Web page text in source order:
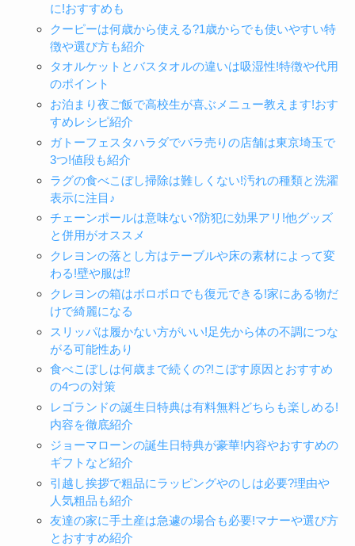
に!おすすめも
クーピーは何歳から使える?1歳からでも使いやすい特
徴や選び方も紹介
タオルケットとバスタオルの違いは吸湿性!特徴や代用
のポイント
お泊まり夜ご飯で高校生が喜ぶメニュー教えます!おす
すめレシピ紹介
ガトーフェスタハラダでバラ売りの店舗は東京埼玉で
3つ!値段も紹介
ラグの食べこぼし掃除は難しくない!汚れの種類と洗濯
表示に注目♪
チェーンポールは意味ない?防犯に効果アリ!他グッズ
と併用がオススメ
クレヨンの落とし方はテーブルや床の素材によって変
わる!壁や服は⁉
クレヨンの箱はボロボロでも復元できる!家にある物だ
けで綺麗になる
スリッパは履かない方がいい!足先から体の不調につな
がる可能性あり
食べこぼしは何歳まで続くの?!こぼす原因とおすすめ
の4つの対策
レゴランドの誕生日特典は有料無料どちらも楽しめる!
内容を徹底紹介
ジョーマローンの誕生日特典が豪華!内容やおすすめの
ギフトなど紹介
引越し挨拶で粗品にラッピングやのしは必要?理由や
人気粗品も紹介
友達の家に手土産は急遽の場合も必要!マナーや選び方
とおすすめ紹介